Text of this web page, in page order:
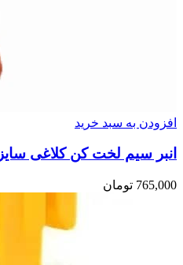
افزودن به سبد خرید
انبر سیم لخت کن کلاغی سایز 7 اینچ
765,000 تومان